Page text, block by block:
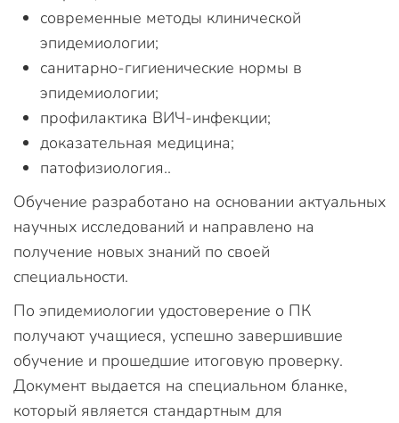
современные методы клинической
эпидемиологии;
санитарно-гигиенические нормы в
эпидемиологии;
профилактика ВИЧ-инфекции;
доказательная медицина;
патофизиология..
Обучение разработано на основании актуальных
научных исследований и направлено на
получение новых знаний по своей
специальности.
По эпидемиологии удостоверение о ПК
получают учащиеся, успешно завершившие
обучение и прошедшие итоговую проверку.
Документ выдается на специальном бланке,
который является стандартным для